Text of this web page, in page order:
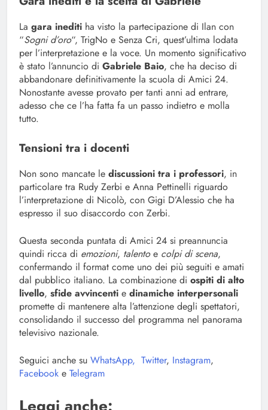
La gara inediti ha visto la partecipazione di Ilan con
“Sogni d’oro“, TrigNo e Senza Cri, quest’ultima lodata
per l’interpretazione e la voce. Un momento significativo
è stato l’annuncio di Gabriele Baio, che ha deciso di
abbandonare definitivamente la scuola di Amici 24.
Nonostante avesse provato per tanti anni ad entrare,
adesso che ce l’ha fatta fa un passo indietro e molla
tutto.
Tensioni tra i docenti
Non sono mancate le discussioni tra i professori, in
particolare tra Rudy Zerbi e Anna Pettinelli riguardo
l’interpretazione di Nicolò, con Gigi D’Alessio che ha
espresso il suo disaccordo con Zerbi.
Questa seconda puntata di Amici 24 si preannuncia
quindi ricca di emozioni, talentoe colpi di scena,
confermando il format come uno dei più seguiti e amati
dal pubblico italiano. La combinazione di ospiti di alto
livello, sfide avvincenti e dinamiche interpersonali
promette di mantenere alta l’attenzione degli spettatori,
consolidando il successo del programma nel panorama
televisivo nazionale.
Seguici anche su WhatsApp, Twitter, Instagram,
Facebook e Telegram